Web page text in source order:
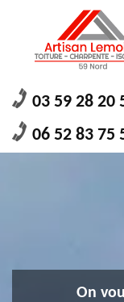
03 59 28 20
06 52 83 75
On